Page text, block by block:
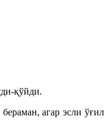
қўйди.
агар эсли ўғил